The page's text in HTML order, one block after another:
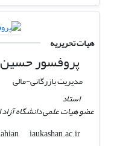
هیات تحریریه
پروفسور حسین
مدیریت بازرگانی-مالی
استاد
عضو هیات علمی دانشگاه
h.panahian
iaukashan.ac.ir